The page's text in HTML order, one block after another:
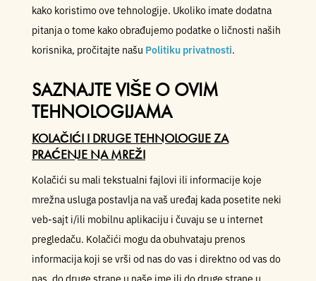
kako koristimo ove tehnologije. Ukoliko imate dodatna
pitanja o tome kako obrađujemo podatke o ličnosti naših
korisnika, pročitajte našu Politiku privatnosti.
SAZNAJTE VIŠE O OVIM
TEHNOLOGIJAMA
KOLAČIĆI I DRUGE TEHNOLOGIJE ZA
PRAĆENJE NA MREŽI
Kolačići su mali tekstualni fajlovi ili informacije koje
mrežna usluga postavlja na vaš uređaj kada posetite neki
veb-sajt i/ili mobilnu aplikaciju i čuvaju se u internet
pregledaču. Kolačići mogu da obuhvataju prenos
informacija koji se vrši od nas do vas i direktno od vas do
nas, do druge strane u naše ime ili do druge strane u